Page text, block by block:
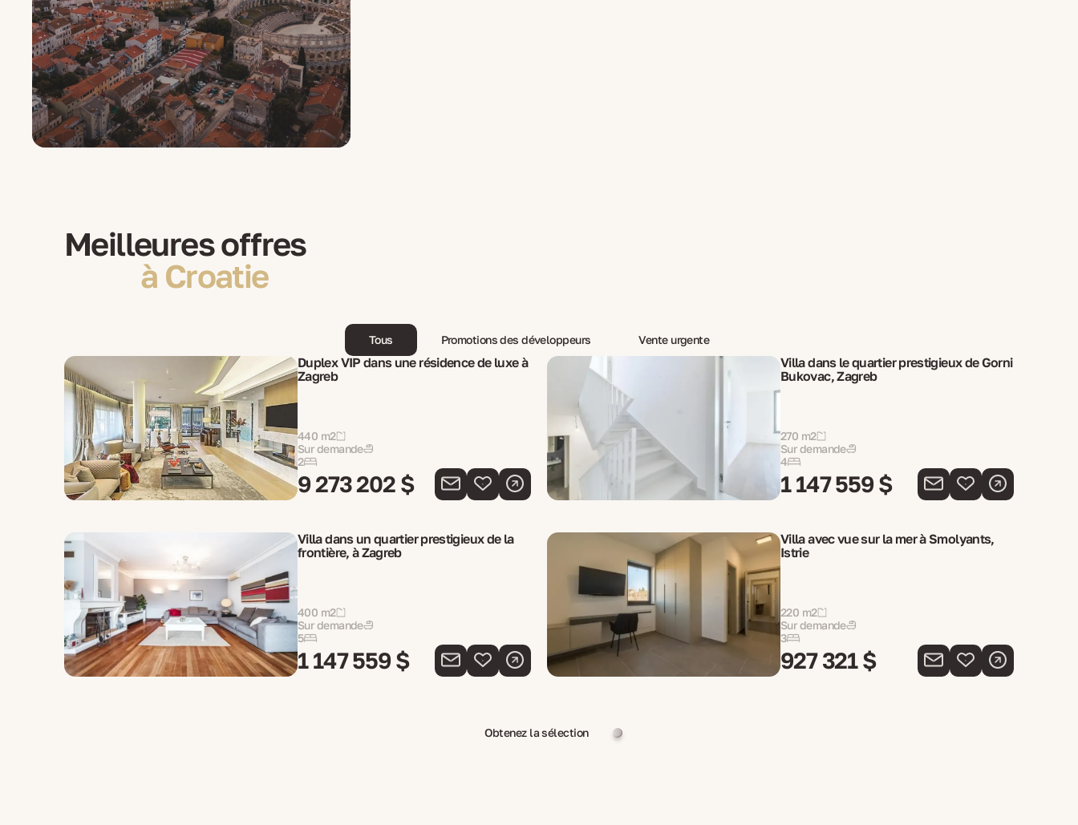
Meilleures offres
à Croatie
Tous Promotions des développeurs Vente urgente
Duplex VIP dans une résidence de luxe à
Zagreb
440 m2
Sur demande
2
9 273 202 $
Villa dans le quartier prestigieux de Gorni
Bukovac, Zagreb
270 m2
Sur demande
4
1 147 559 $
Villa dans un quartier prestigieux de la
frontière, à Zagreb
400 m2
Sur demande
5
1 147 559 $
Villa avec vue sur la mer à Smolyants,
Istrie
220 m2
Sur demande
3
927 321 $
Obtenez la sélection